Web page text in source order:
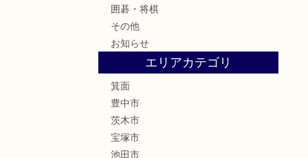
囲碁・将棋
その他
お知らせ
エリアカテゴリ
箕面
豊中市
茨木市
宝塚市
池田市